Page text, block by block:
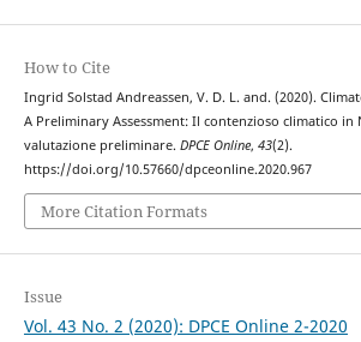
How to Cite
Ingrid Solstad Andreassen, V. D. L. and. (2020).
A Preliminary Assessment: Il contenzioso climatico in
valutazione preliminare. DPCE Online, 43(2).
https://doi.org/10.57660/dpceonline.2020.967
More Citation Formats
Issue
Vol. 43 No. 2 (2020): DPCE Online 2-2020